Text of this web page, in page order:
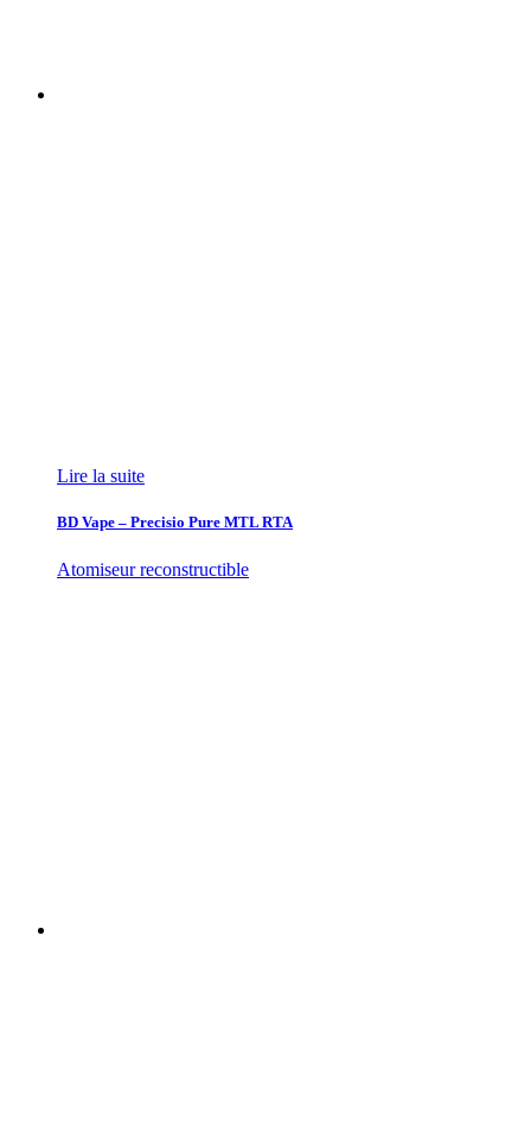
Lire la suite
BD Vape – Precisio Pure MTL RTA
Atomiseur reconstructible